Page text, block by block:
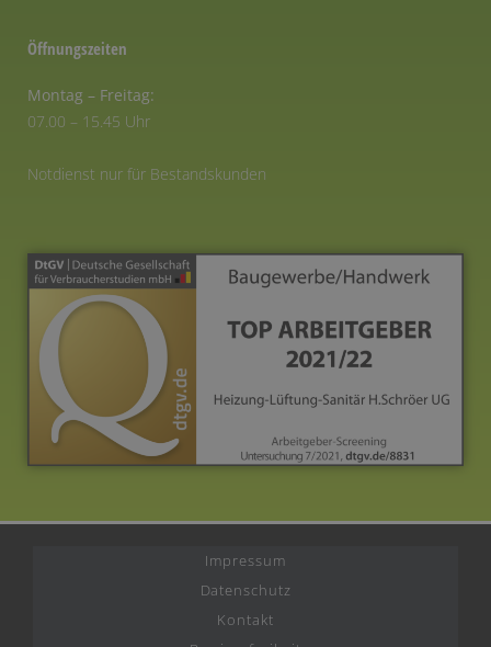
Öffnungszeiten
Montag – Freitag:
07.00 – 15.45 Uhr
Notdienst nur für Bestandskunden
Impressum
Datenschutz
Kontakt